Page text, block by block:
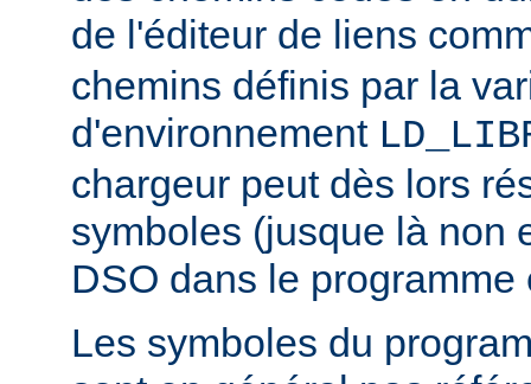
de l'éditeur de liens
chemins définis par la
d'environnement
chargeur peut dès lors
symboles (jusque là non
DSO dans le programme
Les symboles du